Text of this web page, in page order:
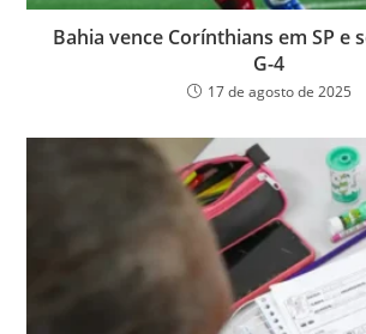
Bahia vence Corínthians em SP e
G-4
17 de agosto de 2025